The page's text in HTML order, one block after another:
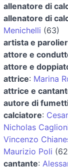
allenatore di
allenatore di
Menichelli (63)
artista e
attore e
attore e
attrice: Marina
attrice e
autore di
calciatore:
Nicholas
Vincenzo
Maurizio Poli
cantante: